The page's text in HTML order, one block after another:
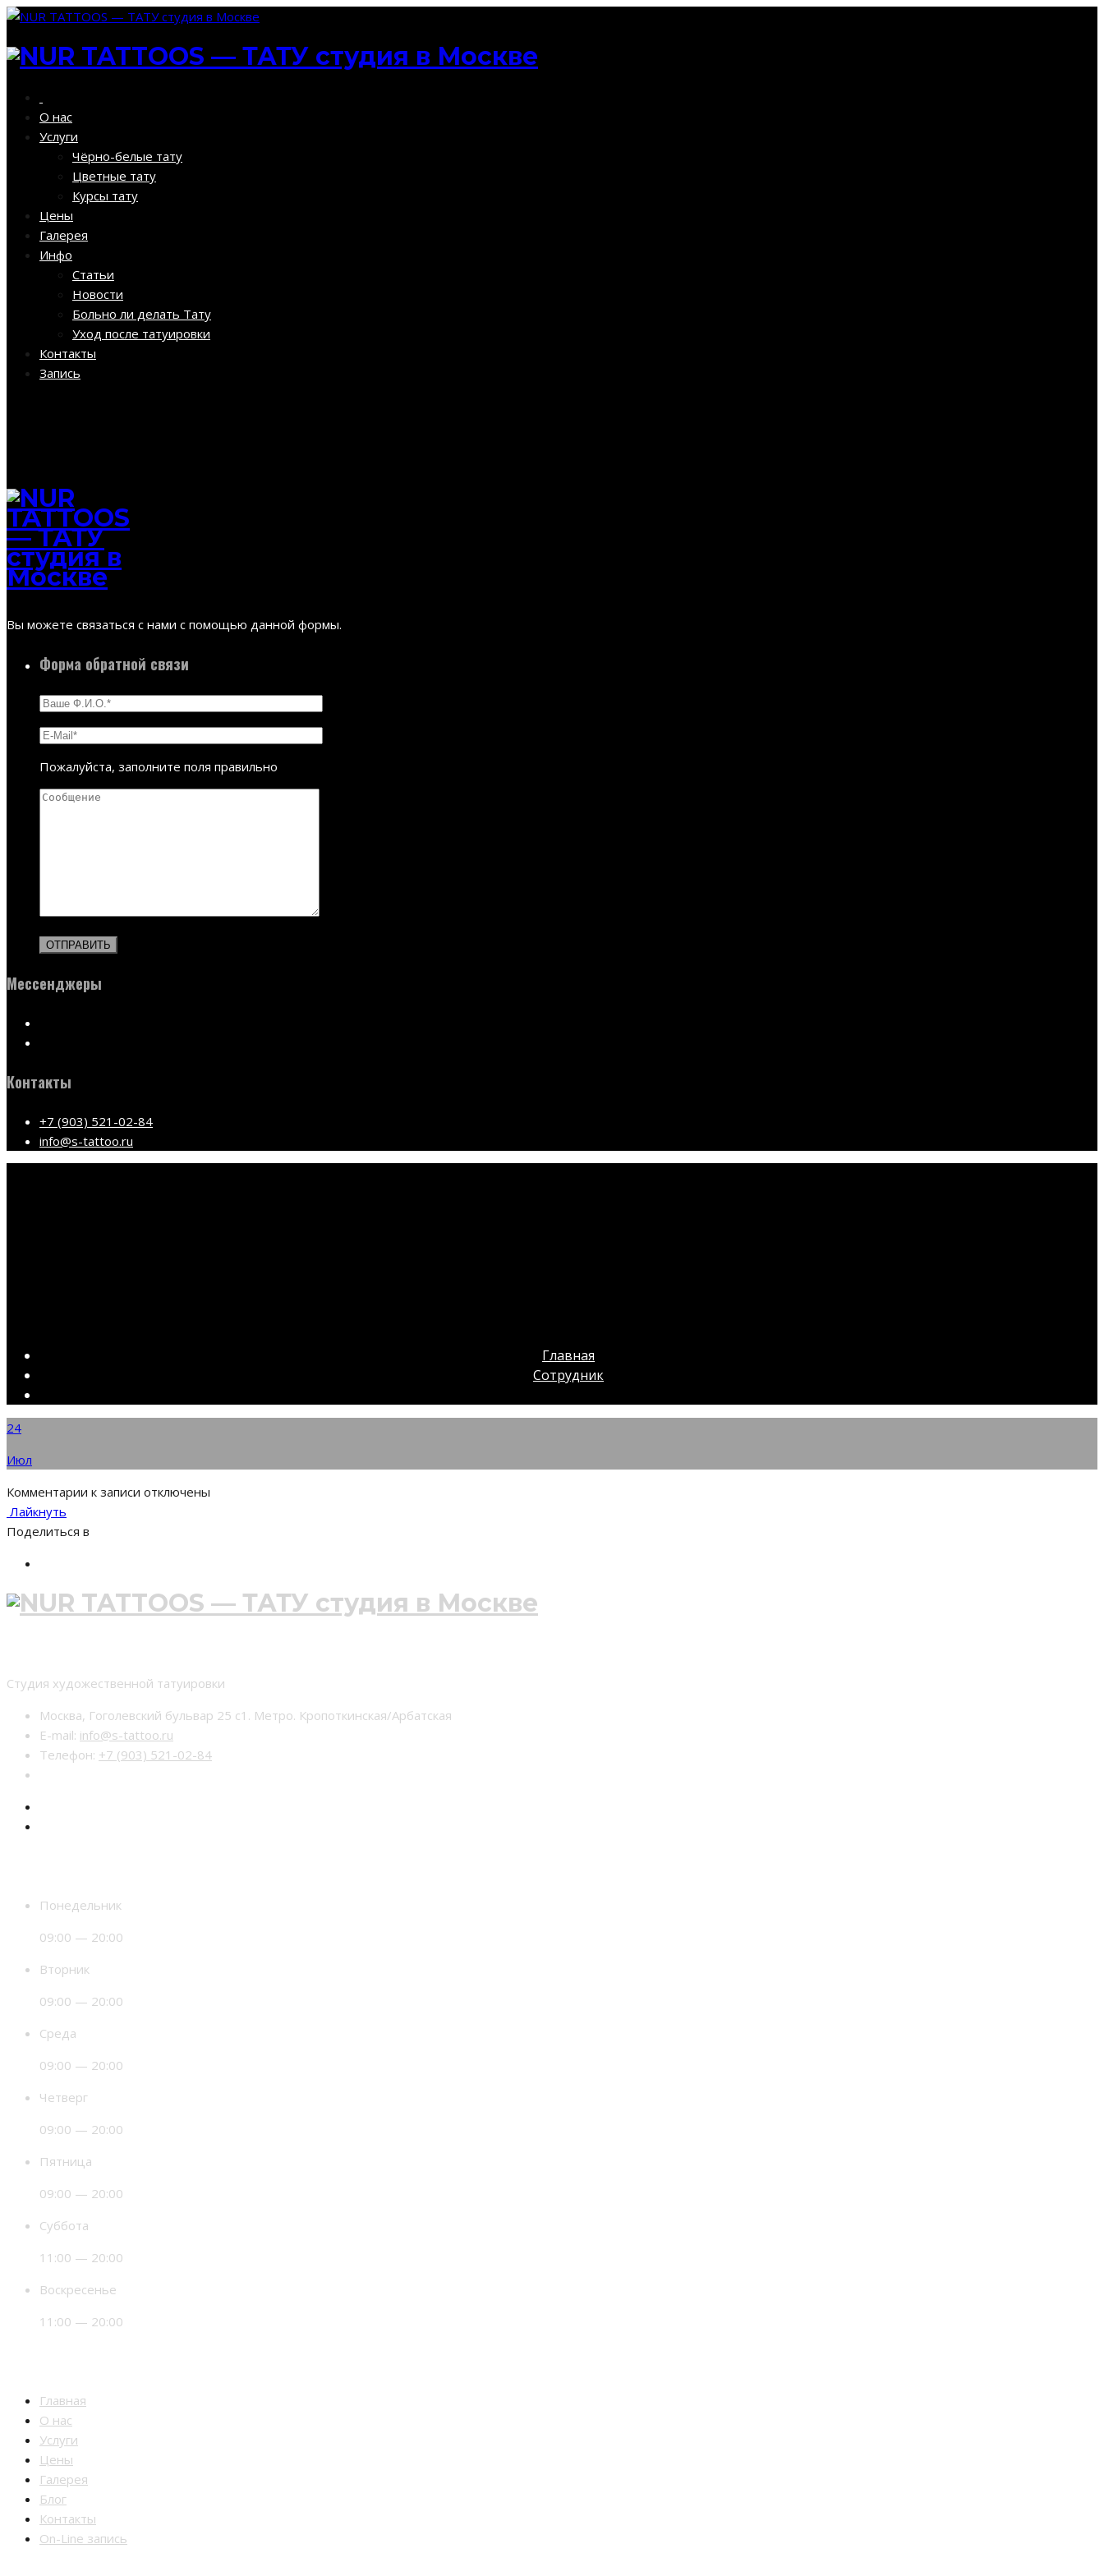
О нас
Услуги
Чёрно-белые тату
Цветные тату
Курсы тату
Цены
Галерея
Инфо
Статьи
Новости
Больно ли делать Тату
Уход после татуировки
Контакты
Запись
Вы можете связаться с нами с помощью данной формы.
Форма обратной связи
Пожалуйста, заполните поля правильно
Мессенджеры
Контакты
+7 (903) 521-02-84
info@s-tattoo.ru
Главная
Сотрудник
24
Июл
Комментарии к записи отключены
Лайкнуть
Поделиться в
Студия художественной татуировки
Москва, Гоголевский бульвар 25 с1. Метро. Кропоткинская/Арбатская
E-mail: info@s-tattoo.ru
Телефон: +7 (903) 521-02-84
Понедельник
09:00 — 20:00
Вторник
09:00 — 20:00
Среда
09:00 — 20:00
Четверг
09:00 — 20:00
Пятница
09:00 — 20:00
Суббота
11:00 — 20:00
Воскресенье
11:00 — 20:00
Главная
О нас
Услуги
Цены
Галерея
Блог
Контакты
On-Line запись